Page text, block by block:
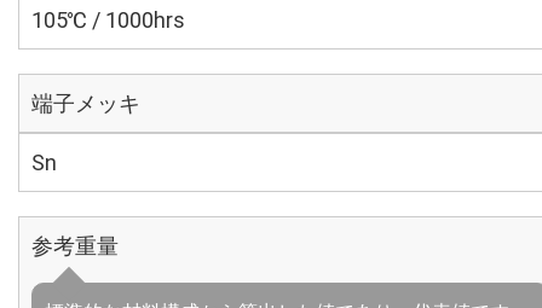
105℃ / 1000hrs
端子メッキ
Sn
参考重量